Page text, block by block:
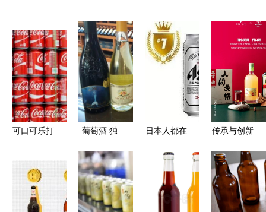
可口可乐打
统 将在日
本推出首款
酒精饮料
葡萄酒 独
性酒精饮料
日本人都在
么？——日
本亚马逊
2017年上
传承与创新
歌歌柚子梅
酒荣获“wfa
最佳酒与酒